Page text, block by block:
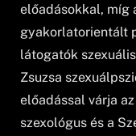
előadásokkal, míg
gyakorlatorientált
látogatók
Zsuzsa
előadással várja
szexológus és a